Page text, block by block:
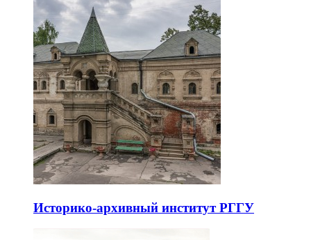
Историко-архивный институт РГГУ